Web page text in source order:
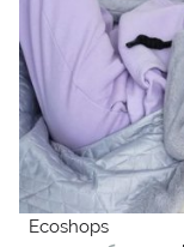
Ecoshops